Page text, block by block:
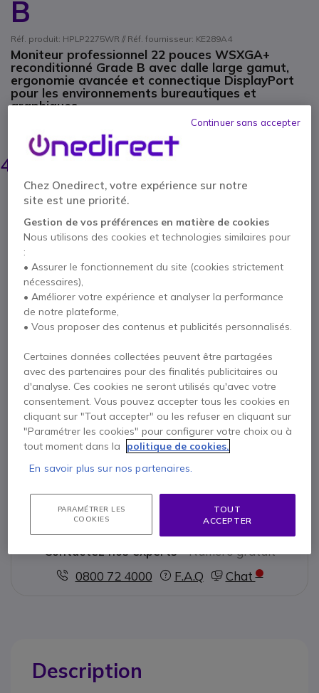
B
Réf. produit: HPLP2275WR // Réf. fournisseur: KE289A4
Moniteur professionnel 22 pouces WSXGA+
reconditionné Grade B avec dalle large gamut,
ergonomie avancée et connectique DisplayPort
pour les environnements bureautiques et
graphiques.
RECONDITIONNÉ
89,95 €
49,95 €
1 an de garantieconstructeur
Points Forts
Reconditionné Grade B : quelques défauts esthétiques et
Écran 22'' WSXGA+ avec résolution native 1680 x 1050 pixels
Large gamut 92 % : restitution des couleurs plus riche et
précise
Angles de vision 178° : visibilité optimale sous tous les angles
Ergonomie complète : réglage en hauteur, pivot, rotation et
inclinaison
Connectique professionnelle VGA, DVI-I, DisplayPort et hub
Compatible multi-écrans grâce au système HP Quick Release
Afficher plus
Livré avec
1 X Moniteur avec support
1 X Câble d'alimentation (AC)
1 X CD avec pilotes, manuel
Contactez nos experts -Numéro gratuit
0800 72 4000
F.A.Q Chat
Description
Chez Onedirect, votre expérience sur notre
site est une priorité.
Gestion de vos préférences en matière de cookies
Nous utilisons des cookies et technologies similaires pour
:
• Assurer le fonctionnement du site (cookies strictement
nécessaires),
• Améliorer votre expérience et analyser la performance
de notre plateforme,
• Vous proposer des contenus et publicités personnalisés.
Certaines données collectées peuvent être partagées
avec des partenaires pour des finalités publicitaires ou
d'analyse. Ces cookies ne seront utilisés qu'avec votre
consentement. Vous pouvez accepter tous les cookies en
cliquant sur "Tout accepter" ou les refuser en cliquant sur
"Paramétrer les cookies" pour configurer votre choix ou à
tout moment dans la
politique de cookies.
En savoir plus sur nos partenaires.
PARAMÉTRER LES
COOKIES
TOUT
ACCEPTER
Continuer sans accepter